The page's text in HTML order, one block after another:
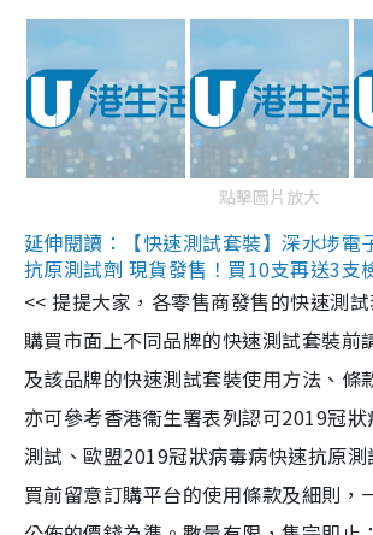
點擊圖片放大
延伸閱讀：【快速測試套裝】深水埗電
抗原測試劑 現貨發售！買10支再送3支
<< 提提大家，各零售商發售的快速測試
購買市面上不同品牌的快速測試套裝前
及該品牌的快速測試套裝使用方法、條
亦可參考香港衞生署表列認可2019冠
測試、歐盟2019冠狀病毒病快速抗原
買前留意訂購平台的使用條款及細則，